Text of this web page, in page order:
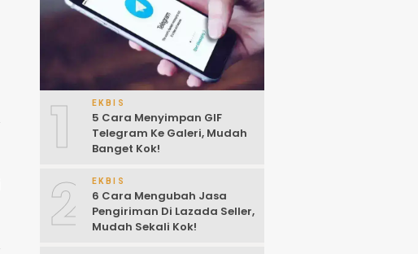
1 EKBIS
5 Cara Menyimpan GIF
Telegram Ke Galeri, Mudah
Banget Kok!
2 EKBIS
6 Cara Mengubah Jasa
Pengiriman Di Lazada Seller,
Mudah Sekali Kok!